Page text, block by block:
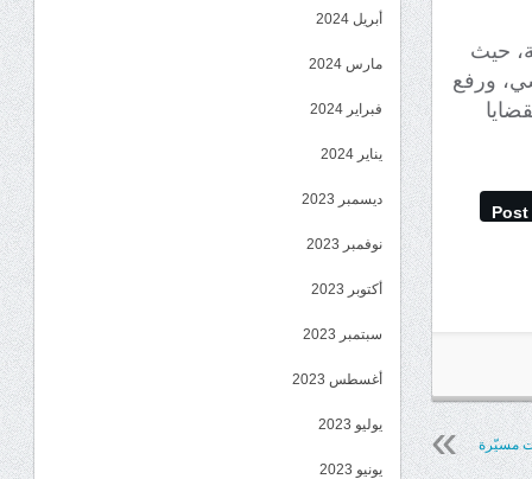
حيث
ورفع
Post
أبريل 2024
مارس 2024
فبراير 2024
يناير 2024
ديسمبر 2023
نوفمبر 2023
أكتوبر 2023
سبتمبر 2023
أغسطس 2023
يوليو 2023
يونيو 2023